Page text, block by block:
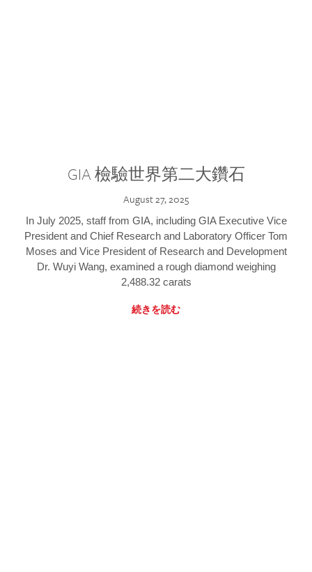
GIA 檢驗世界第二大鑽石
August 27, 2025
In July 2025, staff from GIA, including GIA Executive Vice
President and Chief Research and Laboratory Officer Tom
Moses and Vice President of Research and Development
Dr. Wuyi Wang, examined a rough diamond weighing
2,488.32 carats
続きを読む